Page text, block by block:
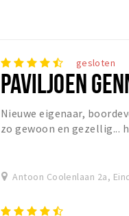
gesloten
PAVILJOEN
Nieuwe eigenaar,
zo gewoon en gezellig...
Antoon Coolenlaan 2a,